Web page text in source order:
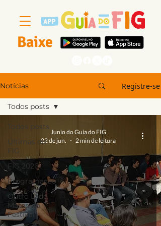
Baixe
Notícias Registre-se
Todos posts
Últimas do
FIG
FIG 2026
Programação
Outro Lado
Massa do
Festival
Todos posts
Junio do Guia do FIG
22 de jun.
2 min de leitura